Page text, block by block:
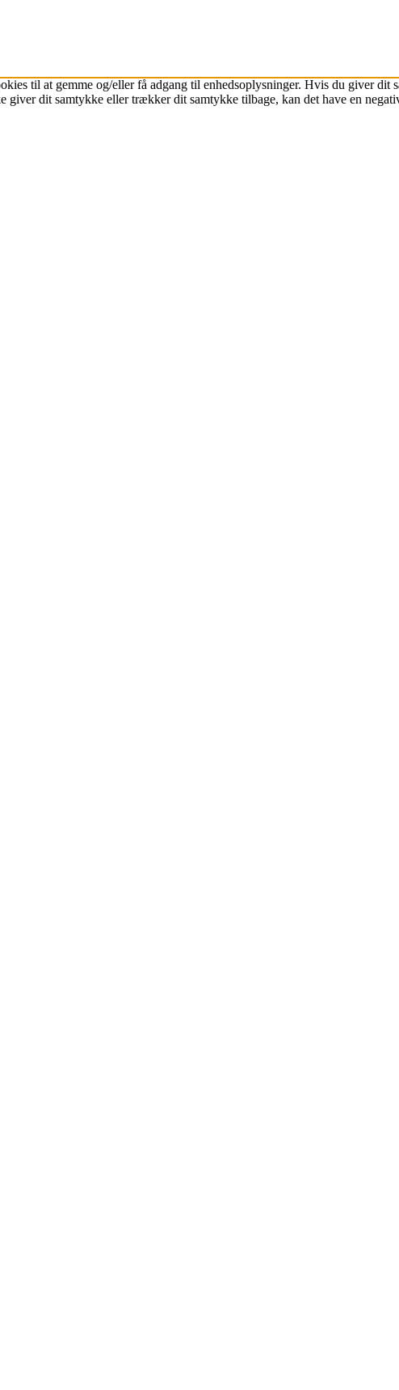
til at gemme og/eller få adgang til enhedsoplysninger. Hvis du giver dit
dit samtykke eller trækker dit samtykke tilbage, kan det have en